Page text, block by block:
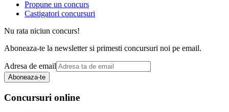
Propune un concurs
Castigatori concursuri
Nu rata niciun concurs!
Aboneaza-te la newsletter si primesti concursuri noi pe email.
Adresa de email
Aboneaza-te
Concursuri online